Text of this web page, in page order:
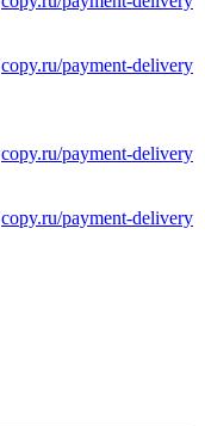
copy.ru/payment-delivery
copy.ru/payment-delivery
copy.ru/payment-delivery